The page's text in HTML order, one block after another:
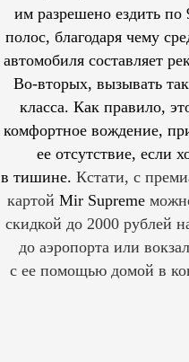
им разрешеноездить по
полос, благодаря чему
автомобиля составляет
Во-вторых, вызывать
класса. Как правило,
комфортное вождение,
ее отсутствие, если
в тишине. Кстати, с
картой Mir Supreme
скидкой до 2000 рублей
до аэропорта или
с ее помощью домой в